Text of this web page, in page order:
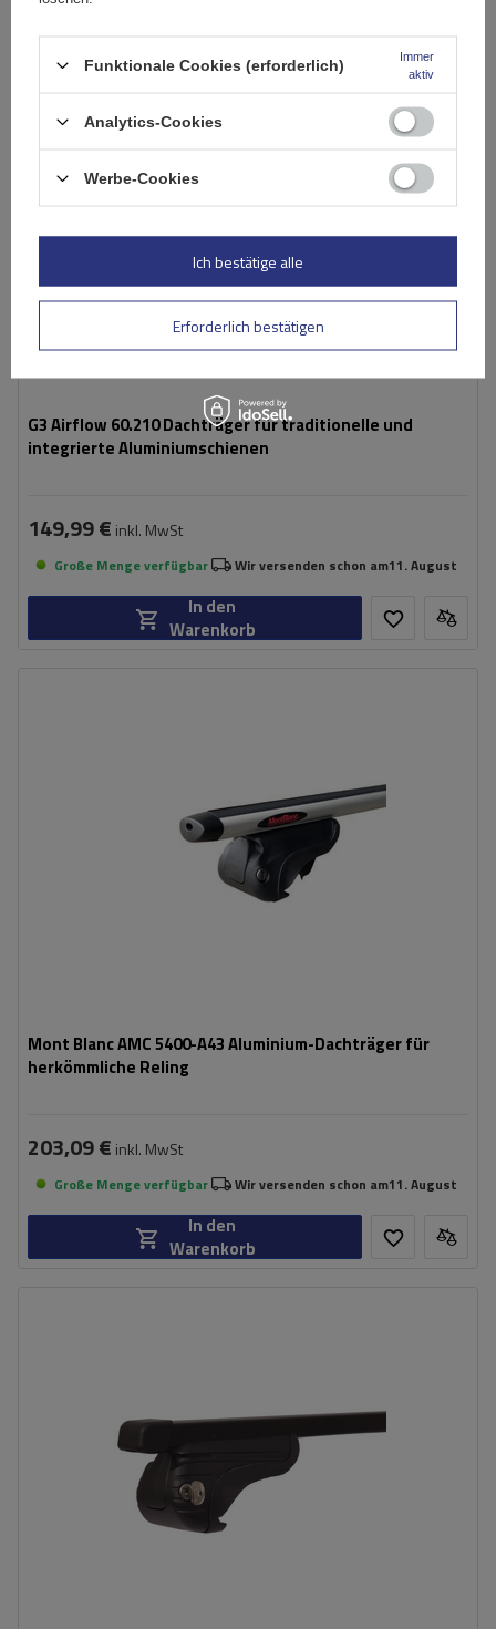
G3 Airflow 60.210 Dachträger für traditionelle und
integrierte Aluminiumschienen
149,99 € inkl. MwSt
Große Menge verfügbar Wir versenden schon am11. August
In den
Warenkorb
Mont Blanc AMC 5400-A43 Aluminium-Dachträger für
herkömmliche Reling
203,09 € inkl. MwSt
Große Menge verfügbar Wir versenden schon am11. August
In den
Warenkorb
Funktionale Cookies (erforderlich)
Immer
aktiv
Analytics-Cookies
Werbe-Cookies
Erforderlich bestätigen
Ich bestätige alle